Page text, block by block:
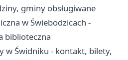
gminy obsługiwane
w Świebodzicach -
biblioteczna
w Świdniku - kontakt, bilety,